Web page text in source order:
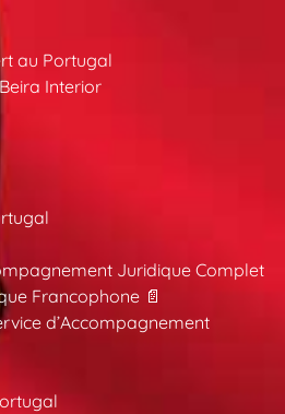
au Portugal
Interior
Juridique Complet
Francophone 📄
d’Accompagnement